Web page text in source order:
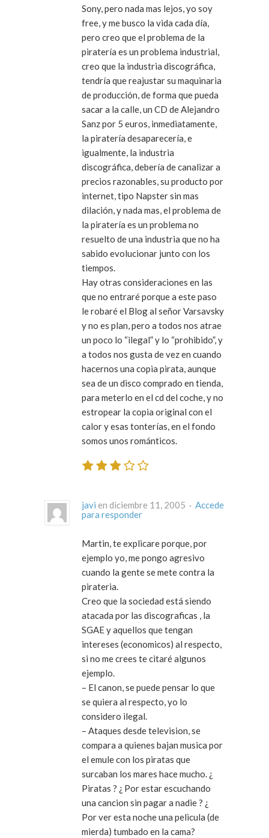
Sony, pero nada mas lejos, yo soy
free, y me busco la vida cada día,
pero creo que el problema de la
piratería es un problema industrial,
creo que la industria discográfica,
tendría que reajustar su maquinaria
de producción, de forma que pueda
sacar a la calle, un CD de Alejandro
Sanz por 5 euros, inmediatamente,
la piratería desaparecería, e
igualmente, la industria
discográfica, debería de canalizar a
precios razonables, su producto por
internet, tipo Napster sin mas
dilación, y nada mas, el problema de
la piratería es un problema no
resuelto de una industria que no ha
sabido evolucionar junto con los
tiempos.
Hay otras consideraciones en las
que no entraré porque a este paso
le robaré el Blog al señor Varsavsky
y no es plan, pero a todos nos atrae
un poco lo “ilegal” y lo “prohibido”, y
a todos nos gusta de vez en cuando
hacernos una copia pirata, aunque
sea de un disco comprado en tienda,
para meterlo en el cd del coche, y no
estropear la copia original con el
calor y esas tonterías, en el fondo
somos unos románticos.
javi en diciembre 11, 2005 · Accede
para responder
Martin, te explicare porque, por
ejemplo yo, me pongo agresivo
cuando la gente se mete contra la
pirateria.
Creo que la sociedad está siendo
atacada por las discograficas , la
SGAE y aquellos que tengan
intereses (economicos) al respecto,
si no me crees te citaré algunos
ejemplo.
– El canon, se puede pensar lo que
se quiera al respecto, yo lo
considero ilegal.
– Ataques desde television, se
compara a quienes bajan musica por
el emule con los piratas que
surcaban los mares hace mucho. ¿
Piratas ? ¿ Por estar escuchando
una cancion sin pagar a nadie ? ¿
Por ver esta noche una pelicula (de
mierda) tumbado en la cama?